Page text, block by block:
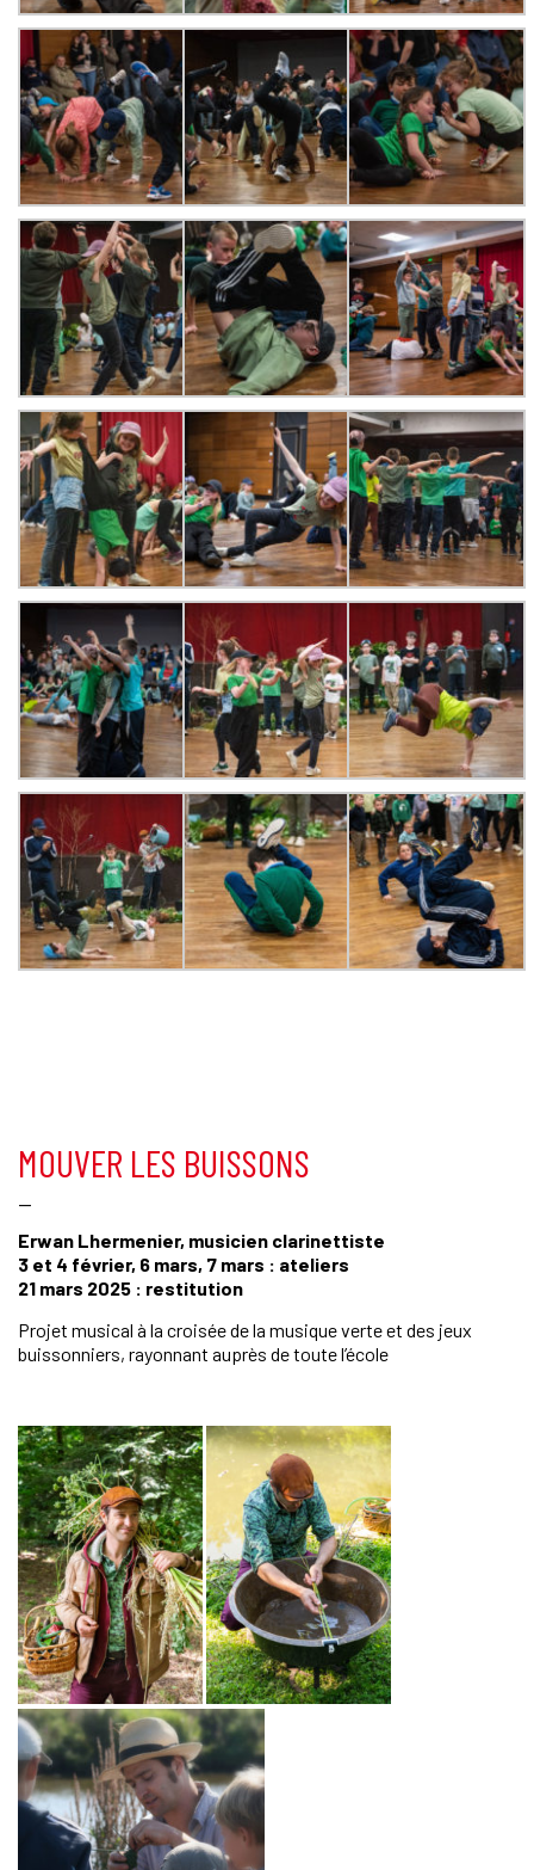
MOUVER LES BUISSONS
—
Erwan Lhermenier, musicien clarinettiste
3 et 4 février, 6 mars, 7 mars : ateliers
21 mars 2025 : restitution
Projet musical à la croisée de la musique verte et des jeux
buissonniers, rayonnant auprès de toute l’école